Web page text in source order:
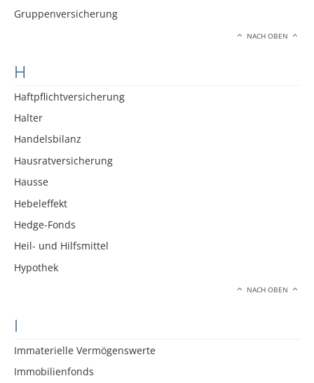
Gruppenversicherung
NACH OBEN
H
Haftpflichtversicherung
Halter
Handelsbilanz
Hausratversicherung
Hausse
Hebeleffekt
Hedge-Fonds
Heil- und Hilfsmittel
Hypothek
NACH OBEN
I
Immaterielle Vermögenswerte
Immobilienfonds